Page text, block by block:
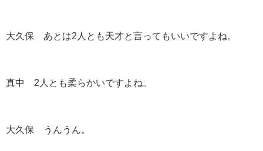
大久保 あとは2人とも天才と言ってもいいですよね。
真中 2人とも柔らかいですよね。
大久保 うんうん。